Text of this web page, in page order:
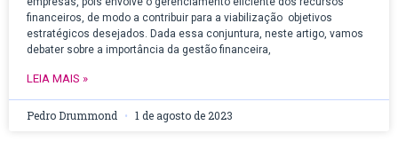
financeiros, de modo a contribuir para a viabilização objetivos
estratégicos desejados. Dada essa conjuntura, neste artigo, vamos
debater sobre a importância da gestão financeira,
LEIA MAIS »
Pedro Drummond 1 de agosto de 2023